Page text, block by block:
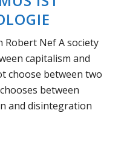
Robert Nef A society
capitalism and
choose between two
between
and disintegration